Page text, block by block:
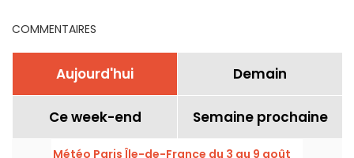
COMMENTAIRES
Aujourd'hui Demain
Ce week-end Semaine prochaine
Météo Paris Île-de-France du 3 au 9 août